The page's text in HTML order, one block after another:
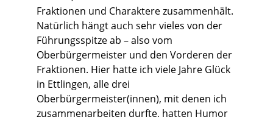
Fraktionen und Charaktere zusammenhält.
Natürlich hängt auch sehr vieles von der
Führungsspitze ab – also vom
Oberbürgermeister und den Vorderen der
Fraktionen. Hier hatte ich viele Jahre Glück
in Ettlingen, alle drei
Oberbürgermeister(innen), mit denen ich
zusammenarbeiten durfte, hatten Humor